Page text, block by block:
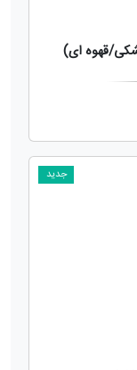
جدید